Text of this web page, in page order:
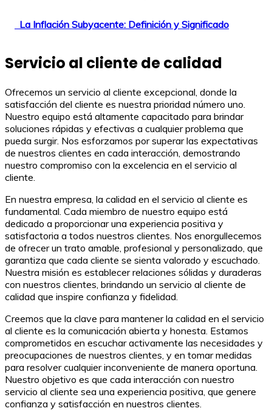
La Inflación Subyacente: Definición y Significado
Servicio al cliente de calidad
Ofrecemos un servicio al cliente excepcional, donde la
satisfacción del cliente es nuestra prioridad número uno.
Nuestro equipo está altamente capacitado para brindar
soluciones rápidas y efectivas a cualquier problema que
pueda surgir. Nos esforzamos por superar las expectativas
de nuestros clientes en cada interacción, demostrando
nuestro compromiso con la excelencia en el servicio al
cliente.
En nuestra empresa, la calidad en el servicio al cliente es
fundamental. Cada miembro de nuestro equipo está
dedicado a proporcionar una experiencia positiva y
satisfactoria a todos nuestros clientes. Nos enorgullecemos
de ofrecer un trato amable, profesional y personalizado, que
garantiza que cada cliente se sienta valorado y escuchado.
Nuestra misión es establecer relaciones sólidas y duraderas
con nuestros clientes, brindando un servicio al cliente de
calidad que inspire confianza y fidelidad.
Creemos que la clave para mantener la calidad en el servicio
al cliente es la comunicación abierta y honesta. Estamos
comprometidos en escuchar activamente las necesidades y
preocupaciones de nuestros clientes, y en tomar medidas
para resolver cualquier inconveniente de manera oportuna.
Nuestro objetivo es que cada interacción con nuestro
servicio al cliente sea una experiencia positiva, que genere
confianza y satisfacción en nuestros clientes.